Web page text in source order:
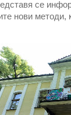
се
нови